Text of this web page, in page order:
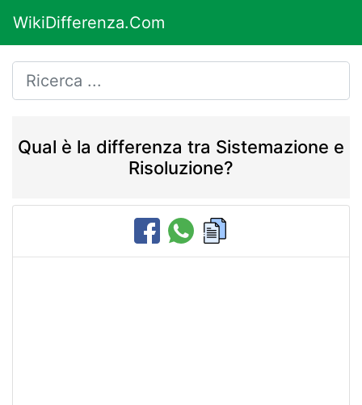
WikiDifferenza.Com
Qual è la differenza tra Sistemazione e
Risoluzione?